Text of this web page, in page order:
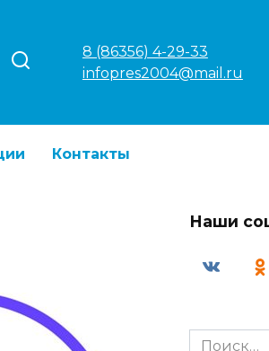
8 (86356) 4-29-33
infopres2004@mail.ru
Контакты
Наши
Search